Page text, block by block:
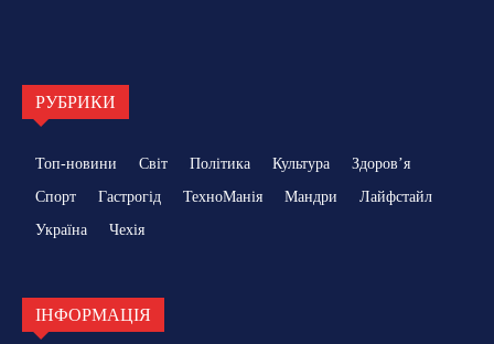
РУБРИКИ
Топ-новини Світ Політика Культура
Здоровʼя
Спорт
Гастрогід ТехноМанія Мандри
Лайфстайл
Україна
Чехія
ІНФОРМАЦІЯ